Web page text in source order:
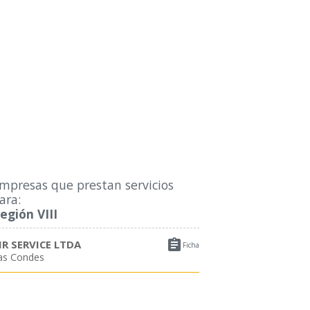
que prestan servicios
VIII
 Ficha
SERVICE LTDA
Condes